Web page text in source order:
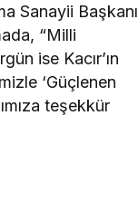
Sanayii Başkanı
“Milli
ise Kacır’ın
‘Güçlenen
teşekkür